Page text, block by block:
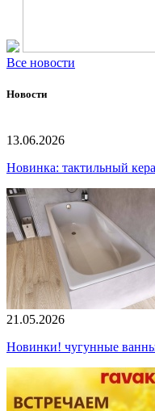
Все новости
Новости
13.06.2026
Новинка: тактильный
21.05.2026
Новинки! чугунные ванны